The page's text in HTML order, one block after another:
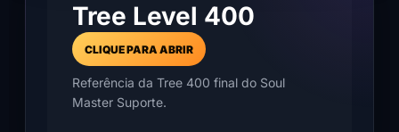
Tree Level 400
CLIQUE PARA ABRIR
Referência da Tree 400 final do Soul
Master Suporte.